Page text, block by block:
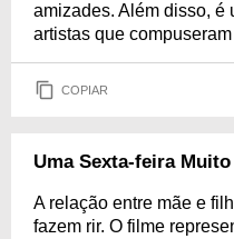
amizades. Além disso, é
artistas que
COPIAR
Uma Sexta-feira
A relação entre mãe e
fazem rir. O filme